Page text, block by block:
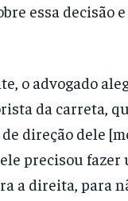
essa decisão
o advogado
da carreta,
direção dele
precisou fazer
a direita, para